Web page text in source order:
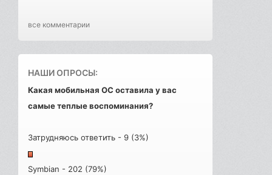
все комментарии
НАШИ ОПРОСЫ:
Какая мобильная ОС оставила у вас
самые теплые воспоминания?
Затрудняюсь ответить - 9 (3%)
Symbian - 202 (79%)